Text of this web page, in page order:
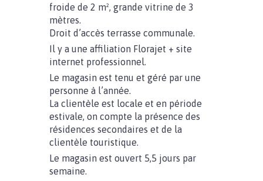
froide de 2 m², grande vitrine de 3
mètres.
Droit d’accès terrasse communale.
Il y a une affiliation Florajet + site
internet professionnel.
Le magasin est tenu et géré par une
personne à l’année.
La clientèle est locale et en période
estivale, on compte la présence des
résidences secondaires et de la
clientèle touristique.
Le magasin est ouvert 5,5 jours par
semaine.